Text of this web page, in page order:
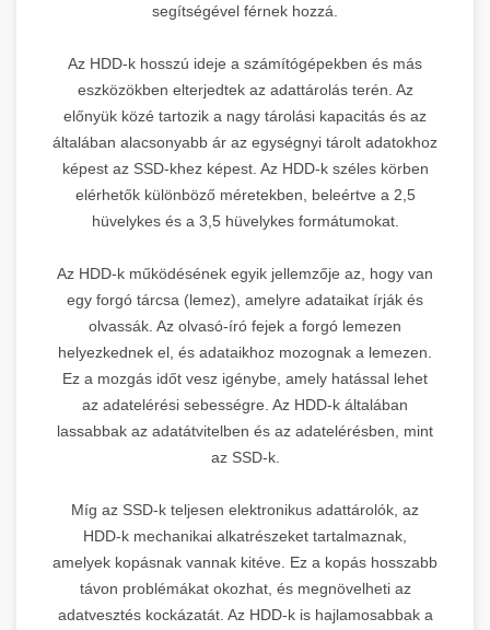
segítségével férnek hozzá.
Az HDD-k hosszú ideje a számítógépekben és más
eszközökben elterjedtek az adattárolás terén. Az
előnyük közé tartozik a nagy tárolási kapacitás és az
általában alacsonyabb ár az egységnyi tárolt adatokhoz
képest az SSD-khez képest. Az HDD-k széles körben
elérhetők különböző méretekben, beleértve a 2,5
hüvelykes és a 3,5 hüvelykes formátumokat.
Az HDD-k működésének egyik jellemzője az, hogy van
egy forgó tárcsa (lemez), amelyre adataikat írják és
olvassák. Az olvasó-író fejek a forgó lemezen
helyezkednek el, és adataikhoz mozognak a lemezen.
Ez a mozgás időt vesz igénybe, amely hatással lehet
az adatelérési sebességre. Az HDD-k általában
lassabbak az adatátvitelben és az adatelérésben, mint
az SSD-k.
Míg az SSD-k teljesen elektronikus adattárolók, az
HDD-k mechanikai alkatrészeket tartalmaznak,
amelyek kopásnak vannak kitéve. Ez a kopás hosszabb
távon problémákat okozhat, és megnövelheti az
adatvesztés kockázatát. Az HDD-k is hajlamosabbak a